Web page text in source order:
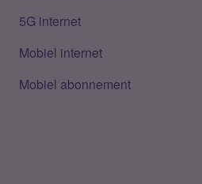
5G internet
Mobiel internet
Mobiel abonnement